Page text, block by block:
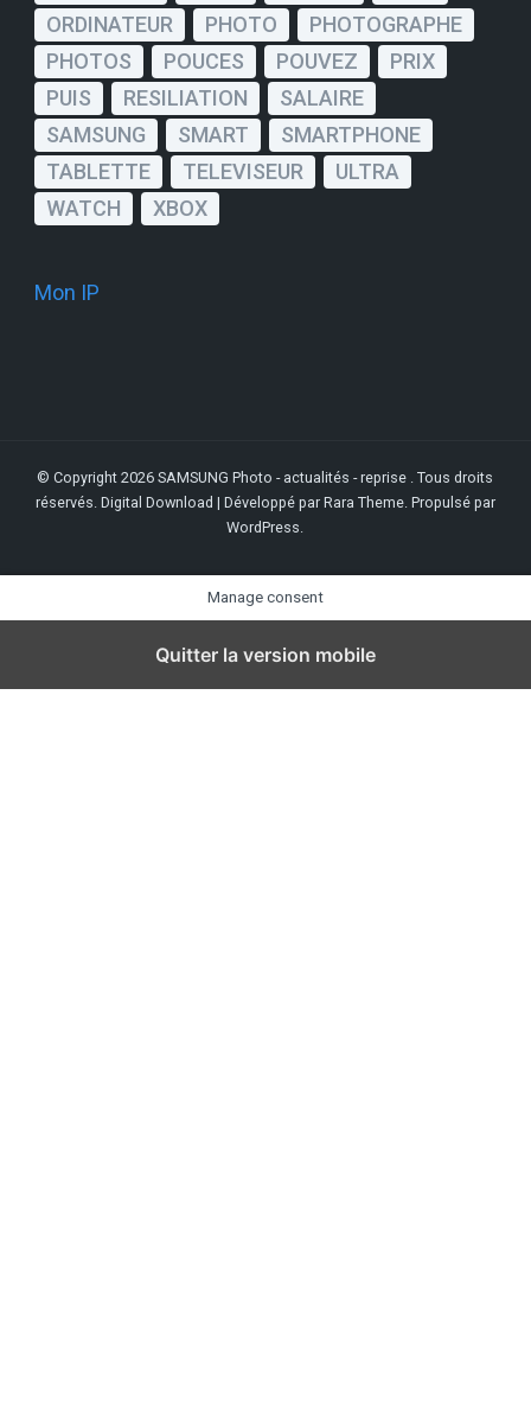
ORDINATEUR
PHOTO
PHOTOGRAPHE
PHOTOS
POUCES POUVEZ
PRIX
PUIS
RESILIATION
SALAIRE
SAMSUNG
SMART
SMARTPHONE
TABLETTE
TELEVISEUR
ULTRA
WATCH
XBOX
Mon IP
© Copyright 2026SAMSUNG Photo - actualités - reprise . Tous droits
réservés. Digital Download | Développé par Rara Theme . Propulsé par
WordPress
Manage consent
Quitter la version mobile